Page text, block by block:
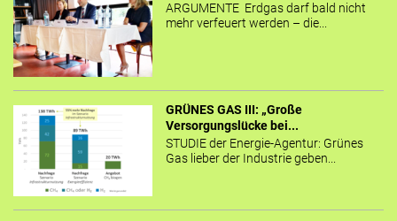
ARGUMENTE Erdgas darf bald nicht
mehr verfeuert werden – die...
GRÜNES GAS III: „Große
Versorgungslücke bei...
STUDIE der Energie-Agentur: Grünes
Gas lieber der Industrie geben...